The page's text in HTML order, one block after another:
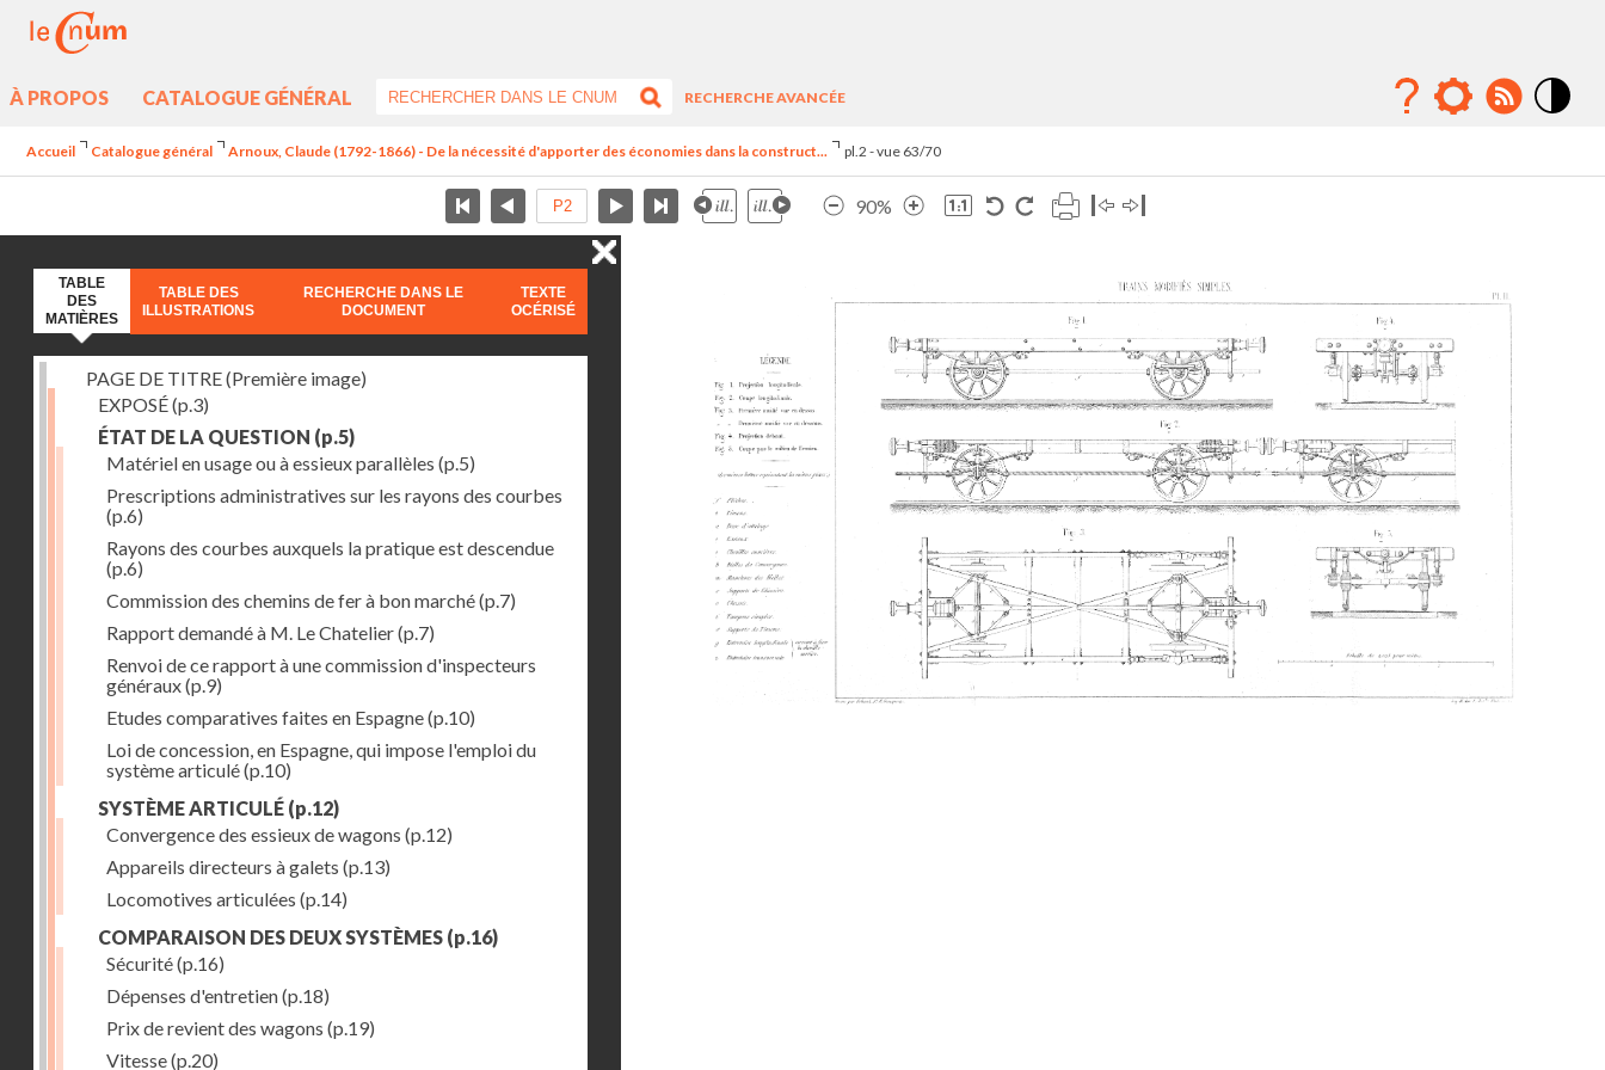
À PROPOS CATALOGUE GÉNÉRAL
RECHERCHE AVANCÉE
Accueil Catalogue général Arnoux, Claude (1792-1866) - De la nécessité d'apporter des économies dans la construct... pl.2 - vue 63/70
90%
TABLE
DES
MATIÈRES
TABLE DES
ILLUSTRATIONS
RECHERCHE DANS LE
DOCUMENT
TEXTE
OCÉRISÉ
PAGE DE TITRE (Première image)
EXPOSÉ(p.3)
ÉTAT DE LA QUESTION (p.5)
Matériel en usage ou à essieux parallèles (p.5)
Prescriptions administratives sur les rayons des courbes
(p.6)
Rayons des courbes auxquels la pratique est descendue
(p.6)
Commission des chemins de fer à bon marché(p.7)
Rapport demandé à M. Le Chatelier(p.7)
Renvoi de ce rapport à une commission d'inspecteurs
généraux(p.9)
Etudes comparatives faites en Espagne(p.10)
Loi de concession, en Espagne, qui impose l'emploi du
système articulé(p.10)
SYSTÈME ARTICULÉ (p.12)
Convergence des essieux de wagons (p.12)
Appareils directeurs à galets (p.13)
Locomotives articulées (p.14)
COMPARAISON DES DEUX SYSTÈMES (p.16)
Sécurité(p.16)
Dépenses d'entretien(p.18)
Prix de revient des wagons (p.19)
Vitesse(p.20)